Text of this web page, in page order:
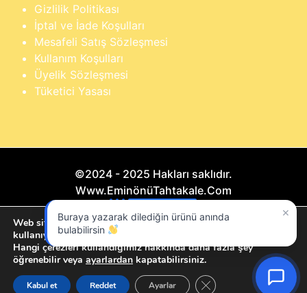
Gizlilik Politikası
İptal ve İade Koşulları
Mesafeli Satış Sözleşmesi
Kullanım Koşulları
Üyelik Sözleşmesi
Tüketici Yasası
©2024 - 2025 Hakları saklıdır.
Www.EminönüTahtakale.Com
Bu website "Sosyal Megapixel" projesidir.
×
Buraya yazarak dilediğin ürünü anında
bulabilirsin
Web sitemizde size en iyi deneyimi sunmak için çerezleri
kullanıyoruz.
Hangi çerezleri kullandığımız hakkında daha fazla şey
öğrenebilir veya ayarlardan kapatabilirsiniz.
Kabul et Reddet Ayarlar GDPR çerez şeridini